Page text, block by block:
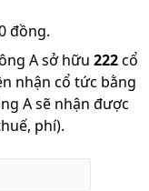
đồng.
A sở hữu 222cổ
nhận cổ tức bằng
A sẽ nhận được
phí).